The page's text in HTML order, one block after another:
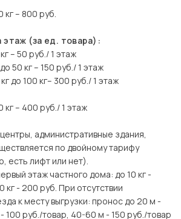
кг – 800 руб.
(за ед. товара):
– 50 руб./ 1 этаж
50 кг – 150 руб./ 1 этаж
до 100 кг– 300 руб./ 1 этаж
кг – 400 руб./ 1 этаж
административные здания,
по двойному тарифу
есть лифт или нет).
этаж частного дома: до 10 кг -
кг - 200 руб. При отсутствии
к месту выгрузки: пронос до 20 м -
100 руб./товар, 40-60 м - 150 руб./товар